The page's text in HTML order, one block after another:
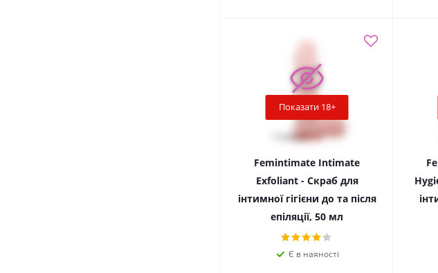
Показати 18+
Femintimate Intimate
Exfoliant - Скраб для
інтимної гігієни до та після
епіляції, 50 мл
Є в наяності